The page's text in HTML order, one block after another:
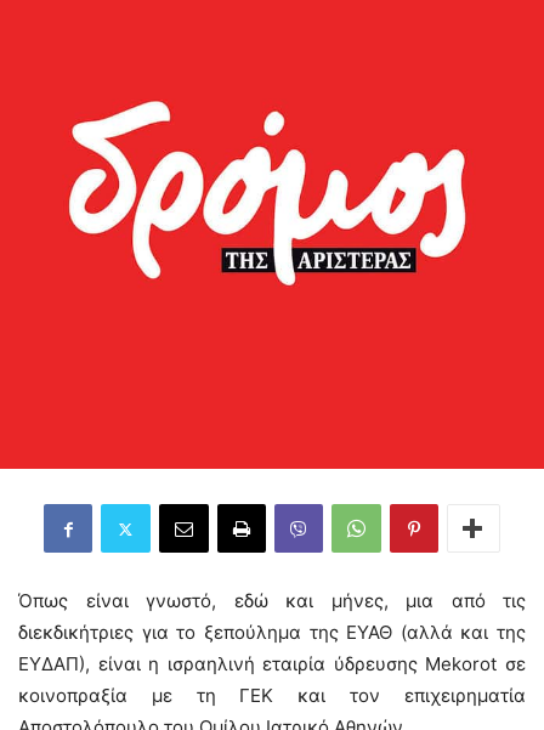
Όπως είναι γνωστό, εδώ και μήνες, μια από τις
διεκδικήτριες για το ξεπούλημα της ΕΥΑΘ (αλλά και της
ΕΥΔΑΠ), είναι η ισραηλινή εταιρία ύδρευσης Mekorot σε
κοινοπραξία με τη ΓΕΚ και τον επιχειρηματία